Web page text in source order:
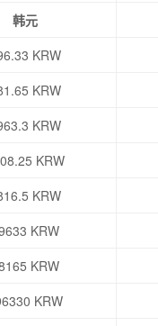
韩元
KRW
KRW
KRW
KRW
KRW
KRW
KRW
KRW